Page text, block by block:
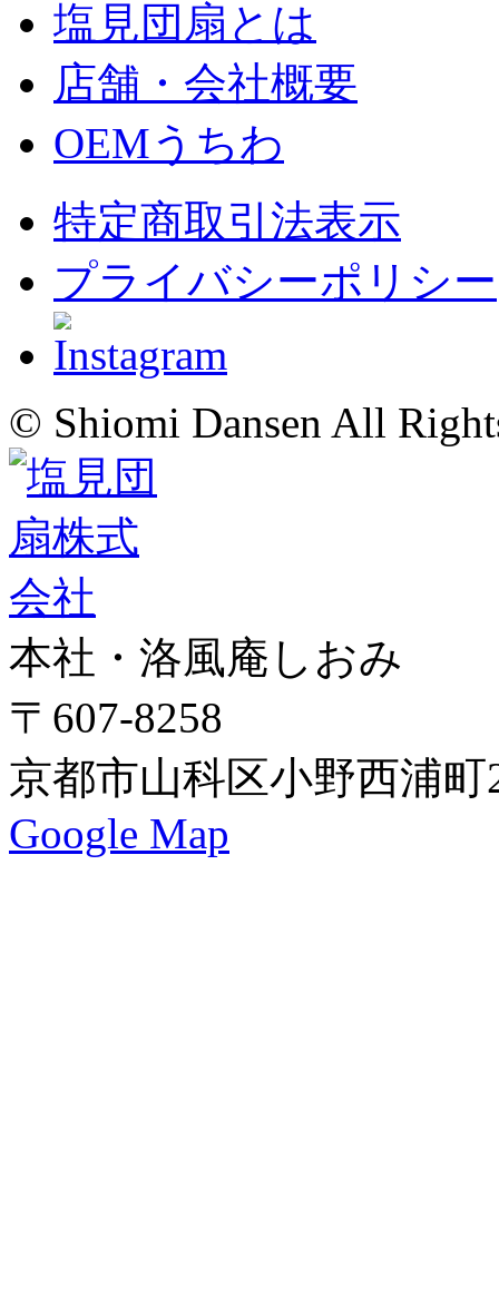
塩見団扇とは
店舗・会社概要
OEMうちわ
特定商取引法表示
プライバシーポリシー
© Shiomi Dansen All
本社・洛風庵しおみ
〒607-8258
京都市山科区小野西浦町
Google Map